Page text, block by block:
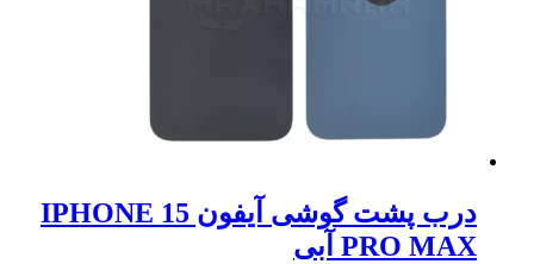
درب پشت گوشی آیفون IPHONE 15
PRO MAX آبی